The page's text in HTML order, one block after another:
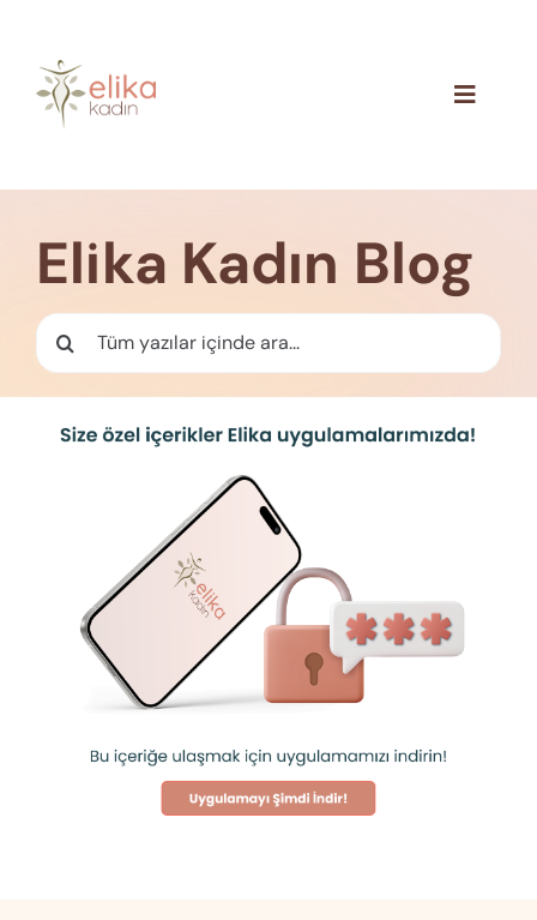
content
Toggle
İletişim
Elika Kadın Blog
Ara: